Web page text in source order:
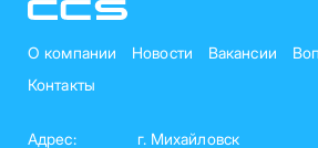
О компании Новости Вакансии
Контакты
Адрес: г. Михайловск